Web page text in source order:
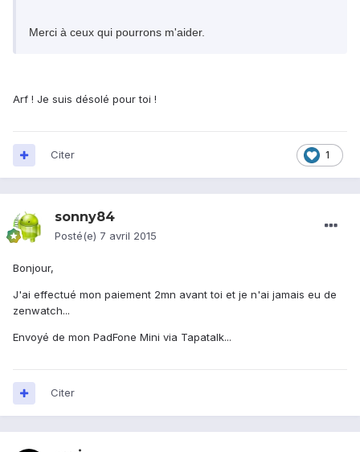
Merci à ceux qui pourrons m'aider.
Arf ! Je suis désolé pour toi !
1
Citer
sonny84
Posté(e) 7 avril 2015
Bonjour,
J'ai effectué mon paiement 2mn avant toi et je n'ai jamais eu de
zenwatch...
Envoyé de mon PadFone Mini via Tapatalk...
Citer